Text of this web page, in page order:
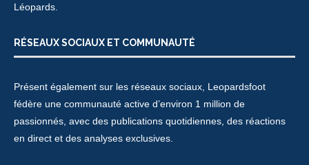
Léopards.
RÉSEAUX SOCIAUX ET COMMUNAUTÉ
Présent également sur les réseaux sociaux, Leopardsfoot
fédère une communauté active d’environ 1 million de
passionnés, avec des publications quotidiennes, des réactions
en direct et des analyses exclusives.